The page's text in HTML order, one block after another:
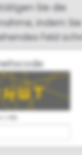
Sie die
indem
Feld